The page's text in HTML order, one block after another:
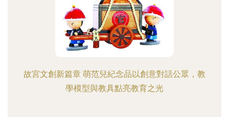
故宮文創新篇章 萌范兒紀念品以創意對話公眾，教
學模型與教具點亮教育之光